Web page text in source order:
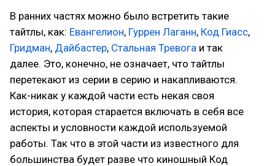
В ранних частях можно было встретить такие
тайтлы, как: Евангелион, Гуррен Лаганн, Код Гиасс,
Гридман, Дайбастер, Стальная Тревога и так
далее. Это, конечно, не означает, что тайтлы
перетекают из серии в серию и накапливаются.
Как-никак у каждой части есть некая своя
история, которая старается включать в себя все
аспекты и условности каждой используемой
работы. Так что в этой части из известного для
большинства будет разве что киношный Код